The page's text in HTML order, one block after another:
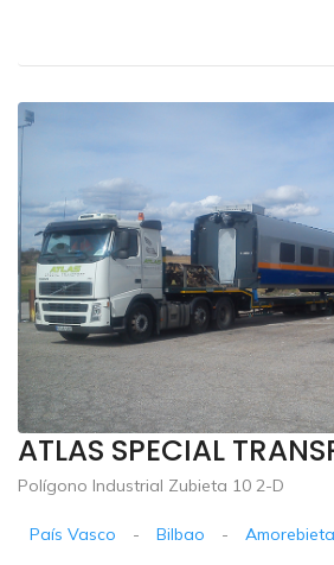
ATLAS SPECIAL
Polígono Industrial Zubieta 10 2-D
País Vasco - Bilbao -